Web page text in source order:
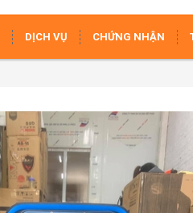
DỊCH VỤ CHỨNG NHẬN